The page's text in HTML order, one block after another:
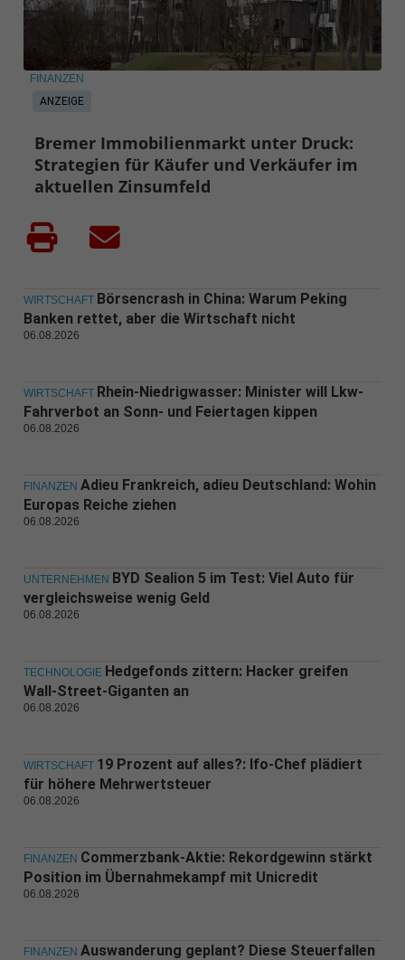
ANZEIGE
FINANZEN
Bremer Immobilienmarkt unter Druck:
Strategien für Käufer und Verkäufer im
aktuellen Zinsumfeld
WIRTSCHAFT Börsencrash in China: Warum Peking
Banken rettet, aber die Wirtschaft nicht
06.08.2026
WIRTSCHAFT Rhein-Niedrigwasser: Minister will Lkw-
Fahrverbot an Sonn- und Feiertagen kippen
06.08.2026
FINANZEN Adieu Frankreich, adieu Deutschland: Wohin
Europas Reiche ziehen
06.08.2026
UNTERNEHMEN BYD Sealion 5 im Test: Viel Auto für
vergleichsweise wenig Geld
06.08.2026
TECHNOLOGIE Hedgefonds zittern: Hacker greifen
Wall-Street-Giganten an
06.08.2026
WIRTSCHAFT 19 Prozent auf alles?: Ifo-Chef plädiert
für höhere Mehrwertsteuer
06.08.2026
FINANZEN Commerzbank-Aktie: Rekordgewinn stärkt
Position im Übernahmekampf mit Unicredit
06.08.2026
FINANZEN Auswanderung geplant? Diese Steuerfallen